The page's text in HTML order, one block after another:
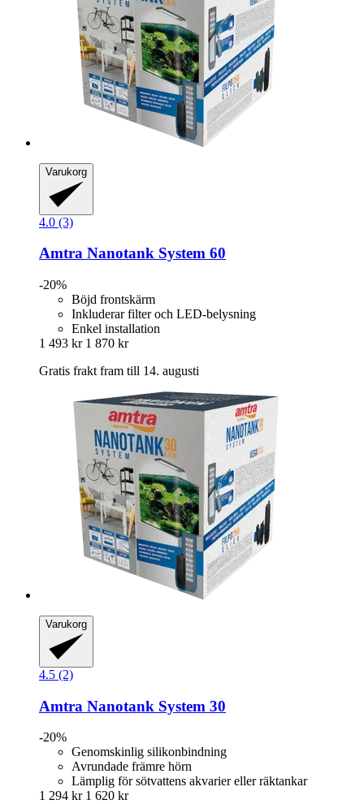
Varukorg
4.0 (3)
Amtra Nanotank System 60
-20%
Böjd frontskärm
Inkluderar filter och LED-belysning
Enkel installation
1 493 kr 1 870 kr
Gratis frakt fram till 14. augusti
Varukorg
4.5 (2)
Amtra Nanotank System 30
-20%
Genomskinlig silikonbindning
Avrundade främre hörn
Lämplig för sötvattens akvarier eller räktankar
1 294 kr 1 620 kr